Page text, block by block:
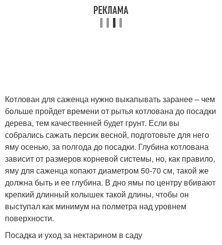
Котлован для саженца нужно выкапывать заранее – чем
больше пройдет времени от рытья котлована до посадки
дерева, тем качественней будет грунт. Если вы
собрались сажать персик весной, подготовьте для него
яму осенью, за полгода до посадки. Глубина котлована
зависит от размеров корневой системы, но, как правило,
яму для саженца копают диаметром 50-70 см, такой же
должна быть и ее глубина. В дно ямы по центру вбивают
крепкий длинный колышек такой длины, чтобы он
выступал как минимум на полметра над уровнем
поверхности.
Посадка и уход за нектарином в саду